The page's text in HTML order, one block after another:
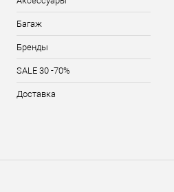
Багаж
Бренды
SALE 30 -70%
Доставка